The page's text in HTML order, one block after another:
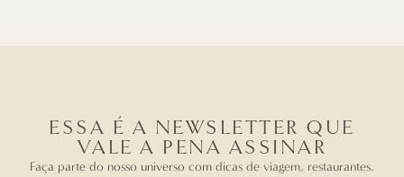
ESSA É A NEWSLETTER QUE
VALE A PENA ASSINAR
Faça parte do nosso universo com dicas de viagem, restaurantes,